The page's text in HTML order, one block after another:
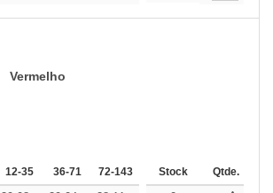
Vermelho
12-35 36-71 72-143 144-287 288 +
Stock Qtde.